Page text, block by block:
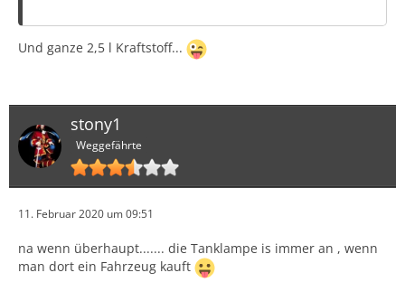
Und ganze 2,5 l Kraftstoff...
stony1
Weggefährte
11. Februar 2020 um 09:51
na wenn überhaupt....... die Tanklampe is immer an , wenn
man dort ein Fahrzeug kauft